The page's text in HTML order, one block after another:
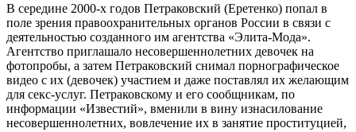
В середине 2000-х годов Петраковский (Еретенко) попал в
поле зрения правоохранительных органов России в связи с
деятельностью созданного им агентства «Элита-Мода».
Агентство приглашало несовершеннолетних девочек на
фотопробы, а затем Петраковский снимал порнографическое
видео с их (девочек) участием и даже поставлял их желающим
для секс-услуг. Петраковскому и его сообщникам, по
информации «Известий», вменили в вину изнасилование
несовершеннолетних, вовлечение их в занятие проституцией,